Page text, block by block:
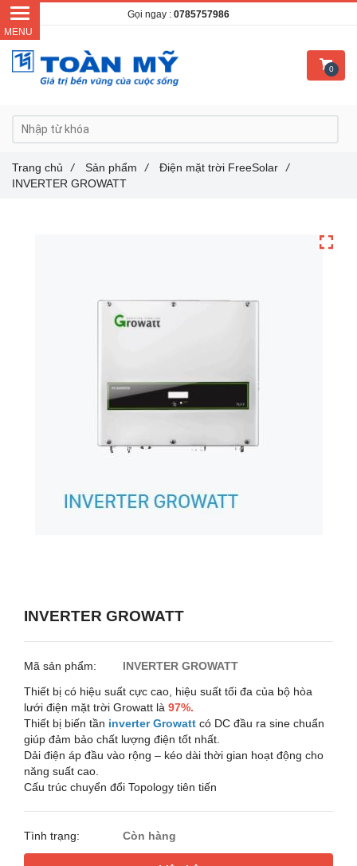
INVERTER GROWATT
Mã sản phẩm:
INVERTER GROWATT
Thiết bị có hiệu suất cực cao, hiệu suất tối đa của bộ hòa
lưới điện mặt trời Growatt là 97%.
Thiết bị biến tần inverter Growatt có DC đầu ra sine chuẩn
giúp đảm bảo chất lượng điện tốt nhất.
Dải điện áp đầu vào rộng – kéo dài thời gian hoạt động cho
năng suất cao.
Cấu trúc chuyển đổi Topology tiên tiến
Tình trạng: Còn hàng
Trang chủ / Sản phẩm / Điện mặt trời FreeSolar
/
INVERTER GROWATT
Gọi ngay : 0785757986
0